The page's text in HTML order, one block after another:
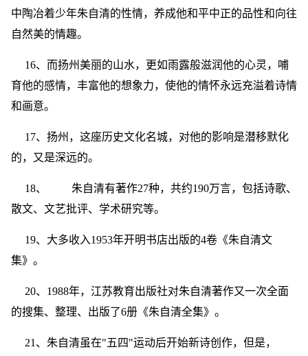
中陶冶着少年朱自清的性情，养成他和平中正的品性和向往
自然美的情趣。
16、而扬州美丽的山水，更如雨露般滋润他的心灵，哺
育他的感情，丰富他的想象力，使他的情怀永远充溢着诗情
和画意。
17、扬州，这座历史文化名城，对他的影响是潜移默化
的，又是深远的。
18、 朱自清有著作27种，共约190万言，包括诗歌、
散文、文艺批评、学术研究等。
19、大多收入1953年开明书店出版的4卷《朱自清文
集》。
20、1988年，江苏教育出版社对朱自清著作又一次全面
的搜集、整理、出版了6册《朱自清全集》。
21、朱自清虽在"五四"运动后开始新诗创作，但是，